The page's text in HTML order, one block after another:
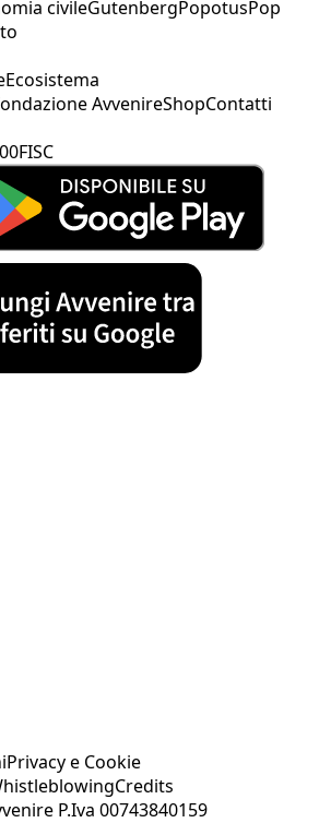
civileGutenbergPopotusPop
Ecosistema
AvvenireShopContatti
FISC
Privacy e Cookie
Credits
P.Iva 00743840159